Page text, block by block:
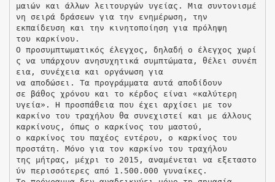
μαιών και άλλων λειτουργών υγείας. Μια συντονισμέ
νη σειρά δράσεων για την ενημέρωση, την
εκπαίδευση και την κινητοποίηση για πρόληψη
του καρκίνου.
Ο προσυμπτωματικός έλεγχος, δηλαδή ο έλεγχος χωρί
ς να υπάρχουν ανησυχητικά συμπτώματα, θέλει συνέπ
εια, συνέχεια και οργάνωση για
να αποδώσει. Τα προγράμματα αυτά αποδίδουν
σε βάθος χρόνου και το κέρδος είναι «καλύτερη
υγεία». Η προσπάθεια που έχει αρχίσει με τον
καρκίνο του τραχήλου θα συνεχιστεί και με άλλους
καρκίνους, όπως ο καρκίνος του μαστού,
ο καρκίνος του παχέος εντέρου, ο καρκίνος του
προστάτη. Μόνο για τον καρκίνο του τραχήλου
της μήτρας, μέχρι το 2015, αναμένεται να εξεταστο
ύν περισσότερες από 1.500.000 γυναίκες.